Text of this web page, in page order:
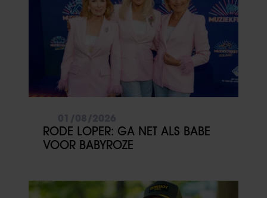
RODE LOPER: GA NET ALS BABE
VOOR BABYROZE